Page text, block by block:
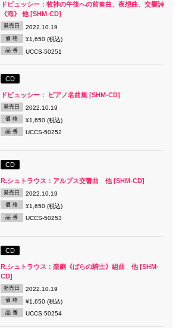
ドビュッシー：牧神の午後への前奏曲、夜想曲、交響詩
《海》 他 [SHM-CD]
発売日 2022.10.19
価 格 ¥1,650 (税込)
品 番 UCCS-50251
CD
ドビュッシー： ピアノ名曲集 [SHM-CD]
発売日 2022.10.19
価 格 ¥1,650 (税込)
品 番 UCCS-50252
CD
R.シュトラウス：アルプス交響曲 他 [SHM-CD]
発売日 2022.10.19
価 格 ¥1,650 (税込)
品 番 UCCS-50253
CD
R.シュトラウス：楽劇《ばらの騎士》組曲 他 [SHM-
CD]
発売日 2022.10.19
価 格 ¥1,650 (税込)
品 番 UCCS-50254